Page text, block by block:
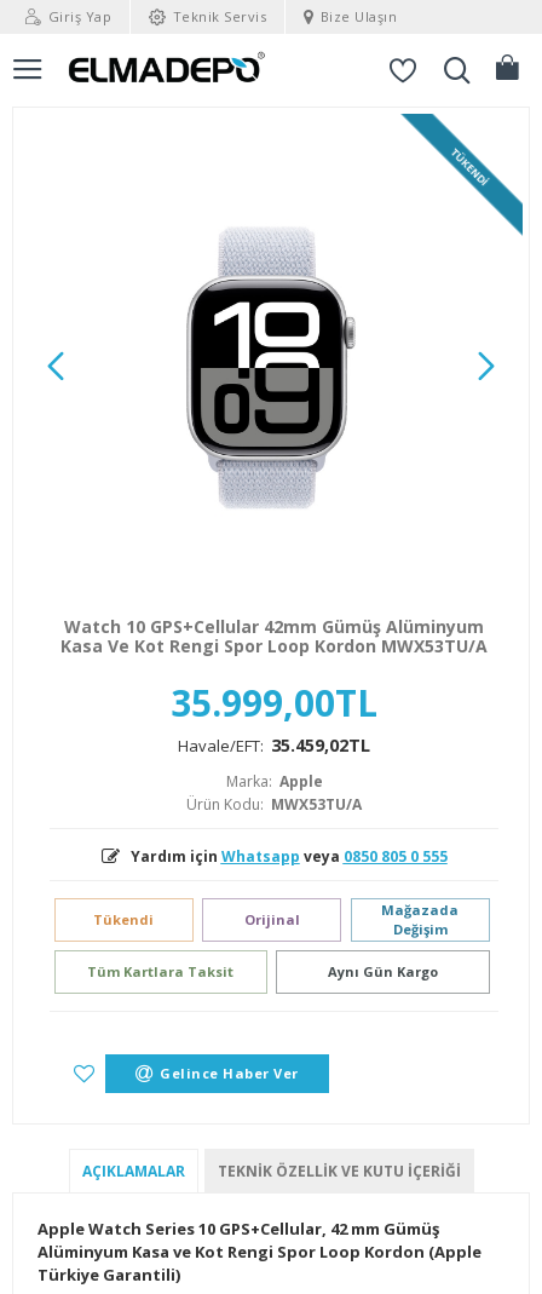
Giriş Yap Teknik Servis Bize Ulaşın
TÜKENDI
Watch 10 GPS+Cellular 42mm Gümüş Alüminyum
Kasa Ve Kot Rengi Spor Loop Kordon MWX53TU/A
35.999,00TL
Havale/EFT: 35.459,02TL
Marka: Apple
Ürün Kodu: MWX53TU/A
Yardım için Whatsapp veya 0850 805 0 555
Tükendi Orijinal
Mağazada
Değişim
Tüm Kartlara Taksit Aynı Gün Kargo
Gelince Haber Ver
AÇIKLAMALAR TEKNIK ÖZELLIK VE KUTU İÇERIĞI
Apple Watch Series 10 GPS+Cellular, 42 mm Gümüş
Alüminyum Kasa ve Kot Rengi Spor Loop Kordon (Apple
Türkiye Garantili)